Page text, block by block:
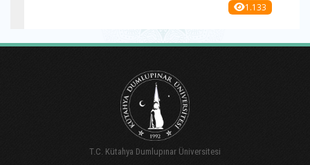
1.133
T.C. Kütahya Dumlupınar Üniversitesi